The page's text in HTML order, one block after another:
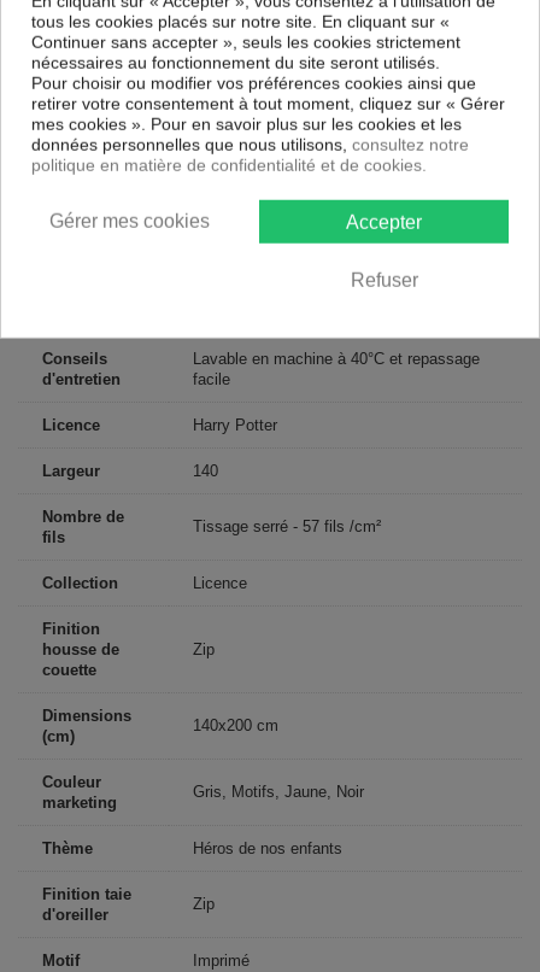
CONTENU
1 housse de couette imprimée Harry Potter Dark
1 Taie d'oreiller imprimée Harry Potter Dark
Descriptif technique
Certification Oeko-Tex®
Conseils
d'entretien
Lavable en machine à 40°C et repassage
facile
Licence Harry Potter
Largeur 140
Nombre de
fils
Tissage serré - 57 fils /cm²
Collection Licence
Finition
housse de
couette
Zip
Dimensions
(cm)
140x200 cm
Couleur
marketing
Gris, Motifs, Jaune, Noir
Thème Héros de nos enfants
Finition taie
d'oreiller
Zip
Motif Imprimé
tous les cookies placés sur notre site. En cliquant sur «
Continuer sans accepter », seuls les cookies strictement
nécessaires au fonctionnement du site seront utilisés.
Pour choisir ou modifier vos préférences cookies ainsi que
retirer votre consentement à tout moment, cliquez sur « Gérer
mes cookies ». Pour en savoir plus sur les cookies et les
données personnelles que nous utilisons, consultez notre
politique en matière de confidentialité et de cookies.
Accepter
Refuser
Gérer mes cookies